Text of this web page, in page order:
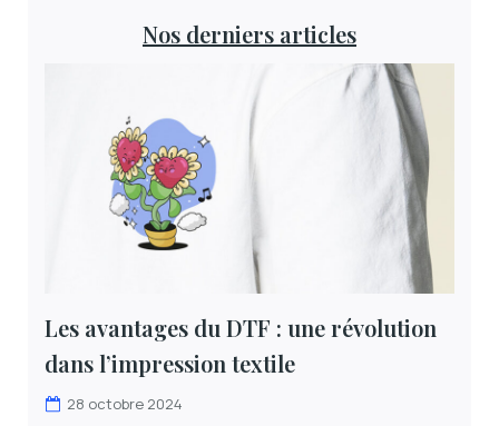
Nos derniers articles
Les avantages du DTF : une révolution
dans l’impression textile
28 octobre 2024